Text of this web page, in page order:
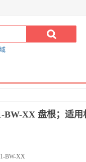
BW-XX 盘根；适
BW-XX